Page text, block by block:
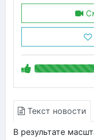
Текст новости
В результате